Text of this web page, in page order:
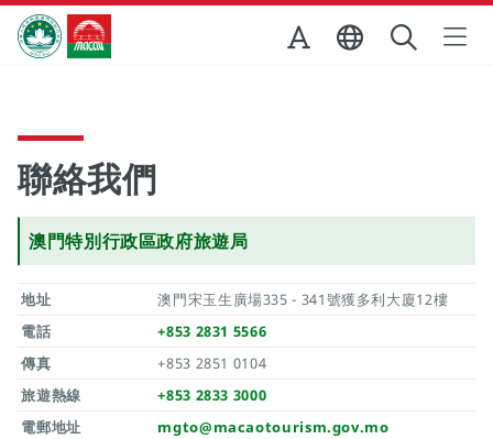
跳至主内容
澳門特別行政區政府旅遊局
聯絡我們
澳門特別行政區政府旅遊局
地址
澳門宋玉生廣場335 - 341號獲多利大廈12樓
電話
+853 2831 5566
傳真
+853 2851 0104
旅遊熱線
+853 2833 3000
電郵地址
mgto@macaotourism.gov.mo